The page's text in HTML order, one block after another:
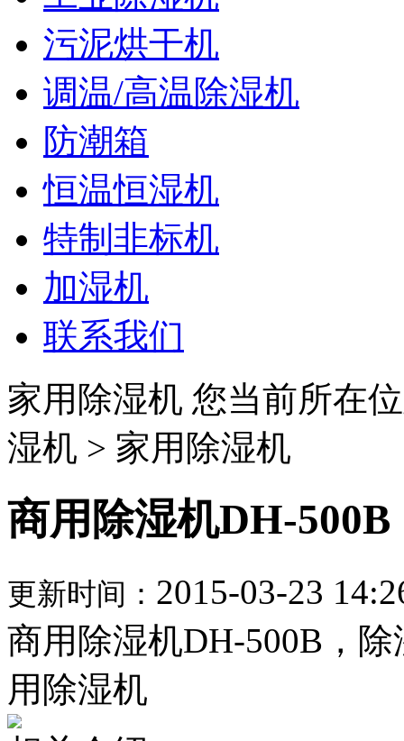
污泥烘干机
调温/高温除湿机
防潮箱
恒温恒湿机
特制非标机
加湿机
联系我们
家用除湿机 您当前所在
湿机 > 家用除湿机
商用除湿机DH-500B
更新时间： 2015-03-23
商用除湿机DH-500B，
用除湿机